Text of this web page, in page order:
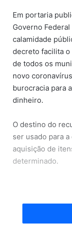
Em portaria
Governo
calamidade
decreto facilita
de todos os
novo
burocracia para
dinheiro.
O destino do
ser usado para
aquisição de
determinado.